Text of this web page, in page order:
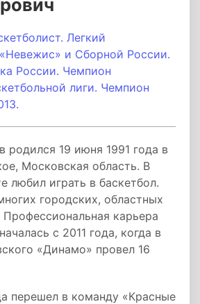
Легкий
и Сборной России.
России. Чемпион
лиги. Чемпион
родился 19 июня 1991 года в
Московская область. В
любил играть в баскетбол.
городских, областных
Профессиональная карьера
с 2011 года, когда в
«Динамо» провел 16
перешел в команду «Красные